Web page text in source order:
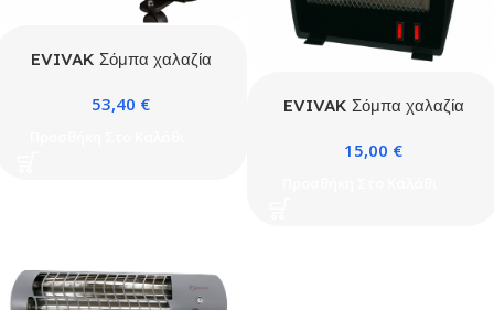
EVIVAK Σόμπα χαλαζία
53,40 €
EVIVAK Σόμπα χαλαζία
15,00 €